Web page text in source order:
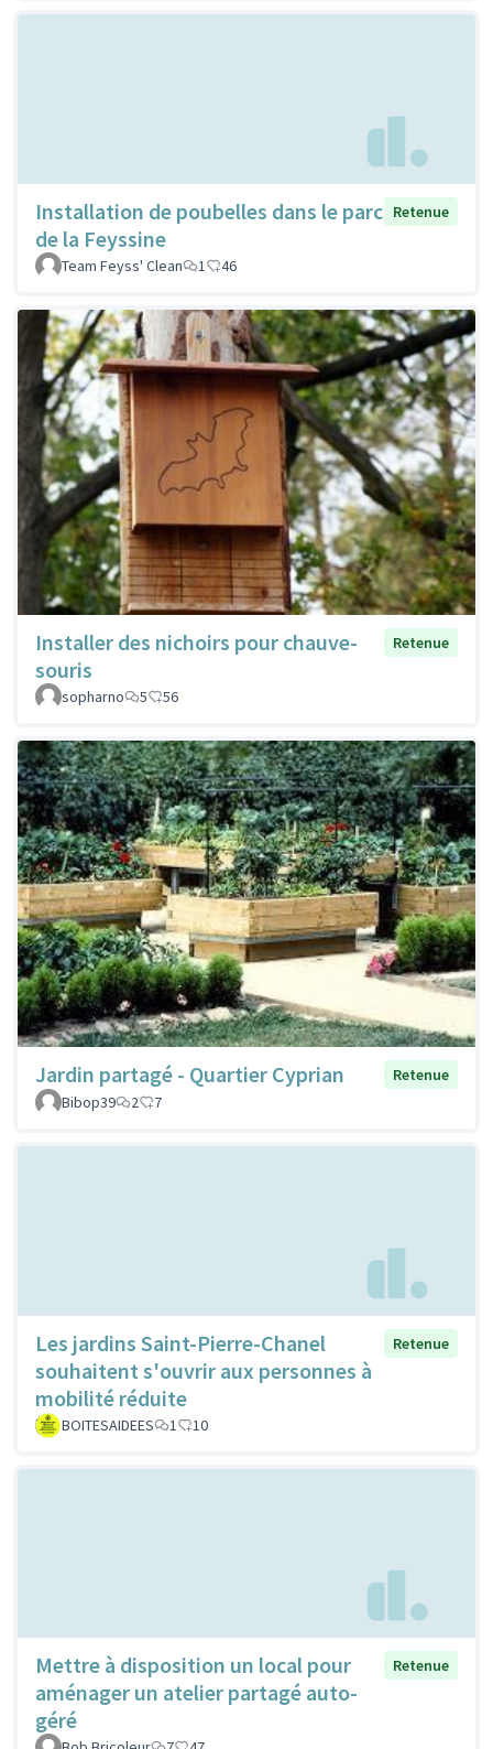
Installation de poubelles dans le parc
de la Feyssine
Retenue
Team Feyss' Clean 1 46
Installer des nichoirs pour chauve-
souris
Retenue
sopharno 5 56
Jardin partagé - Quartier Cyprian
Retenue
Bibop39
2 7
Les jardins Saint-Pierre-Chanel
souhaitent s'ouvrir aux personnes à
mobilité réduite
Retenue
BOITESAIDEES 1 10
Mettre à disposition un local pour
aménager un atelier partagé auto-
géré
Retenue